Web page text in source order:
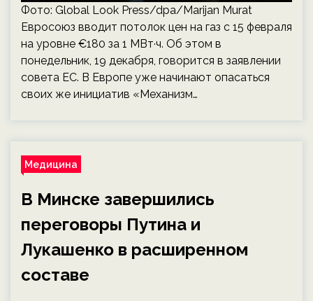
Фото: Global Look Press/dpa/Marijan Murat
Евросоюз вводит потолок цен на газ с 15 февраля
на уровне €180 за 1 МВт·ч. Об этом в
понедельник, 19 декабря, говорится в заявлении
совета ЕС. В Европе уже начинают опасаться
своих же инициатив «Механизм…
Медицина
В Минске завершились
переговоры Путина и
Лукашенко в расширенном
составе